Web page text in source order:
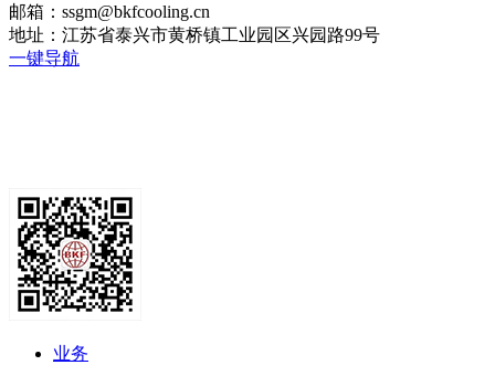
邮箱：ssgm@bkfcooling.cn
地址：江苏省泰兴市黄桥镇工业园区兴园路99号
一键导航
业务